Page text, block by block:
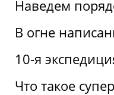
Наведем
В огне
10-я
Что такое